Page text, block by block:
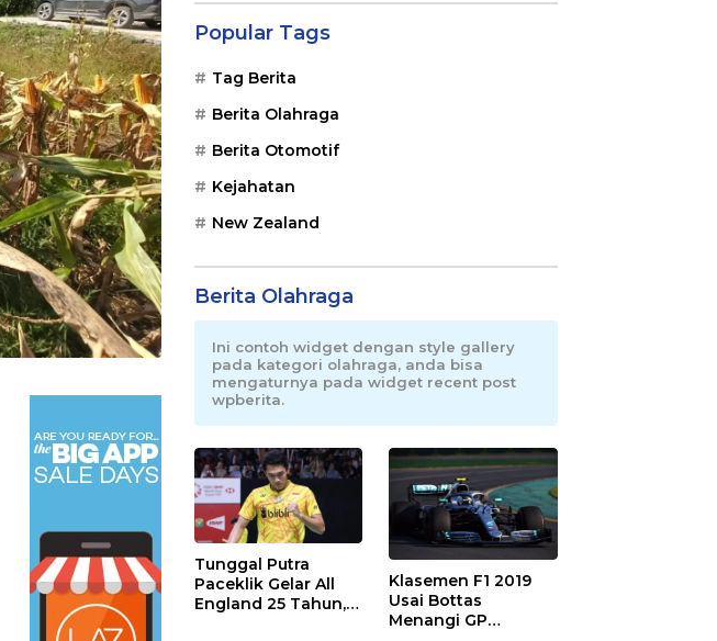
Popular Tags
Tag Berita
Berita Olahraga
Berita Otomotif
Kejahatan
New Zealand
Berita Olahraga
Ini contoh widget dengan style gallery
pada kategori olahraga, anda bisa
mengaturnya pada widget recent post
wpberita.
Tunggal Putra
Paceklik Gelar All
England 25 Tahun,
Klasemen F1 2019
Usai Bottas
Menangi GP